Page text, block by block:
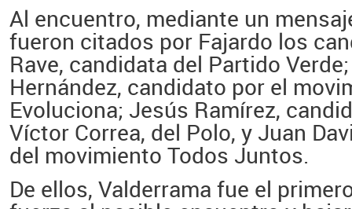
Al encuentro, mediante un
fueron citados por Fajardo los
Rave, candidata del Partido
Hernández, candidato por el
Evoluciona; Jesús Ramírez,
Víctor Correa, del Polo, y Juan
del movimiento Todos Juntos.
De ellos, Valderrama fue el